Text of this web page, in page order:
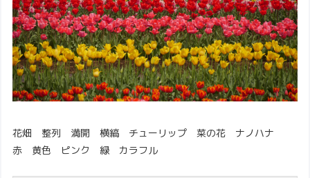
花畑 整列 満開 横縞 チューリップ 菜の花 ナノハナ
赤 黄色 ピンク 緑 カラフル